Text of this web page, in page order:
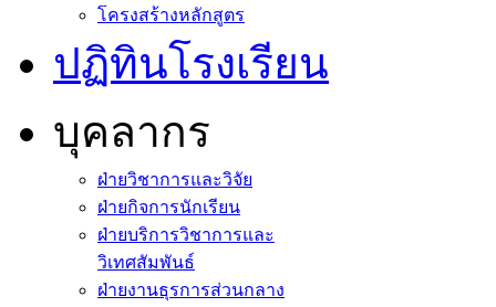
โครงสร้างหลักสูตร
ปฏิทินโรงเรียน
บุคลากร
ฝ่ายวิชาการและวิจัย
ฝ่ายกิจการนักเรียน
ฝ่ายบริการวิชาการและ
วิเทศสัมพันธ์
ฝ่ายงานธุรการส่วนกลาง